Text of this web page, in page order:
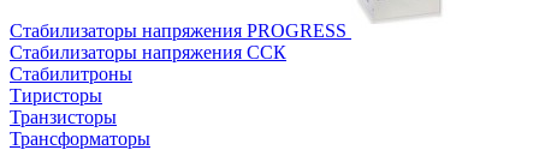
Стабилизаторы напряжения PROGRESS
Стабилизаторы напряжения ССК
Стабилитроны
Тиристоры
Транзисторы
Трансформаторы